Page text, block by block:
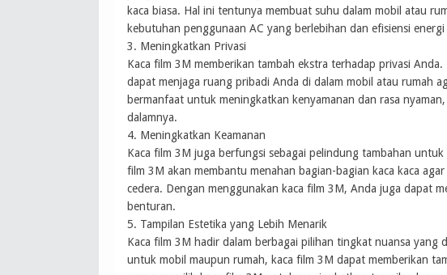
kaca biasa. Hal ini tentunya membuat suhu dalam mobil atau
kebutuhan penggunaan AC yang berlebihan dan efisiensi
3. Meningkatkan Privasi
Kaca film 3M memberikan tambah ekstra terhadap privasi
dapat menjaga ruang pribadi Anda di dalam mobil atau rumah
bermanfaat untuk meningkatkan kenyamanan dan rasa
dalamnya.
4. Meningkatkan Keamanan
Kaca film 3M juga berfungsi sebagai pelindung tambahan
film 3M akan membantu menahan bagian-bagian kaca kaca
cedera. Dengan menggunakan kaca film 3M, Anda juga dapat
benturan.
5. Tampilan Estetika yang Lebih Menarik
Kaca film 3M hadir dalam berbagai pilihan tingkat nuansa yang
untuk mobil maupun rumah, kaca film 3M dapat memberikan